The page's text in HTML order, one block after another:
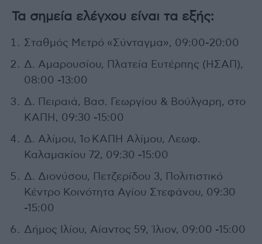
Τα σημεία ελέγχου είναι τα εξής:
Σταθμός Μετρό «Σύνταγμα», 09:00-20:00
Δ. Αμαρουσίου, Πλατεία Ευτέρπης (ΗΣΑΠ),
08:00 -13:00
Δ. Πειραιά, Βασ. Γεωργίου & Βούλγαρη, στο
ΚΑΠΗ, 09:30 -15:00
Δ. Αλίμου, 1ο ΚΑΠΗ Αλίμου, Λεωφ.
Καλαμακίου 72, 09:30 -15:00
Δ. Διονύσου, Πετζερίδου 3, Πολιτιστικό
Κέντρο Κοινότητα Αγίου Στεφάνου, 09:30
-15:00
Δήμος Ιλίου, Αίαντος 59, Ίλιον, 09:00 -15:00